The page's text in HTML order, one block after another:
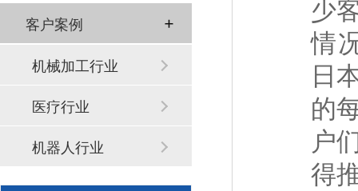
少
情
日
的
户
得
客户案例
机械加工行业
医疗行业
机器人行业